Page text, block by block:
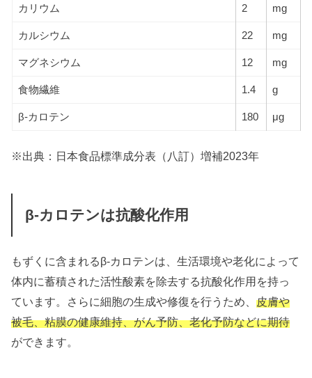
カリウム 2 mg
カルシウム 22 mg
マグネシウム 12 mg
食物繊維 1.4 g
β-カロテン 180 μg
※出典：日本食品標準成分表（八訂）増補2023年
β-カロテンは抗酸化作用
もずくに含まれるβ-カロテンは、生活環境や老化によって
体内に蓄積された活性酸素を除去する抗酸化作用を持っ
ています。さらに細胞の生成や修復を行うため、皮膚や
被毛、粘膜の健康維持、がん予防、老化予防などに期待
ができます。